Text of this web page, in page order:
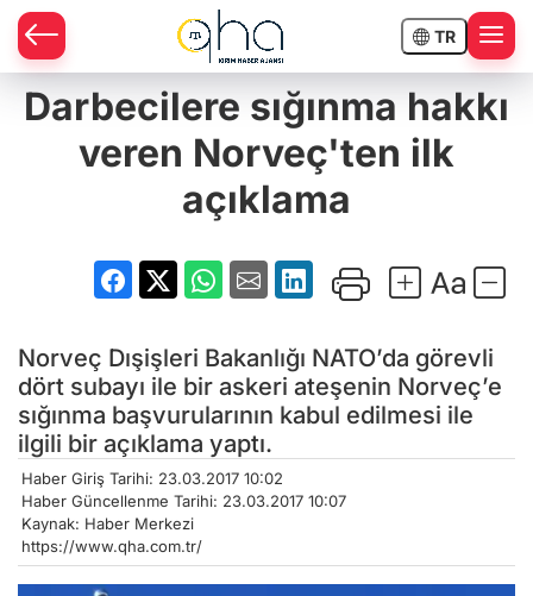
TR
Darbecilere sığınma hakkı
veren Norveç'ten ilk
açıklama
Norveç Dışişleri Bakanlığı NATO’da görevli
dört subayı ile bir askeri ateşenin Norveç’e
sığınma başvurularının kabul edilmesi ile
ilgili bir açıklama yaptı.
Haber Giriş Tarihi: 23.03.2017 10:02
Haber Güncellenme Tarihi: 23.03.2017 10:07
Kaynak: Haber Merkezi
https://www.qha.com.tr/